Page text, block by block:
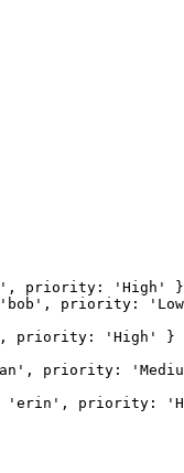
priority: 'High' }
priority:
priority: 'High' }
priority:
priority: